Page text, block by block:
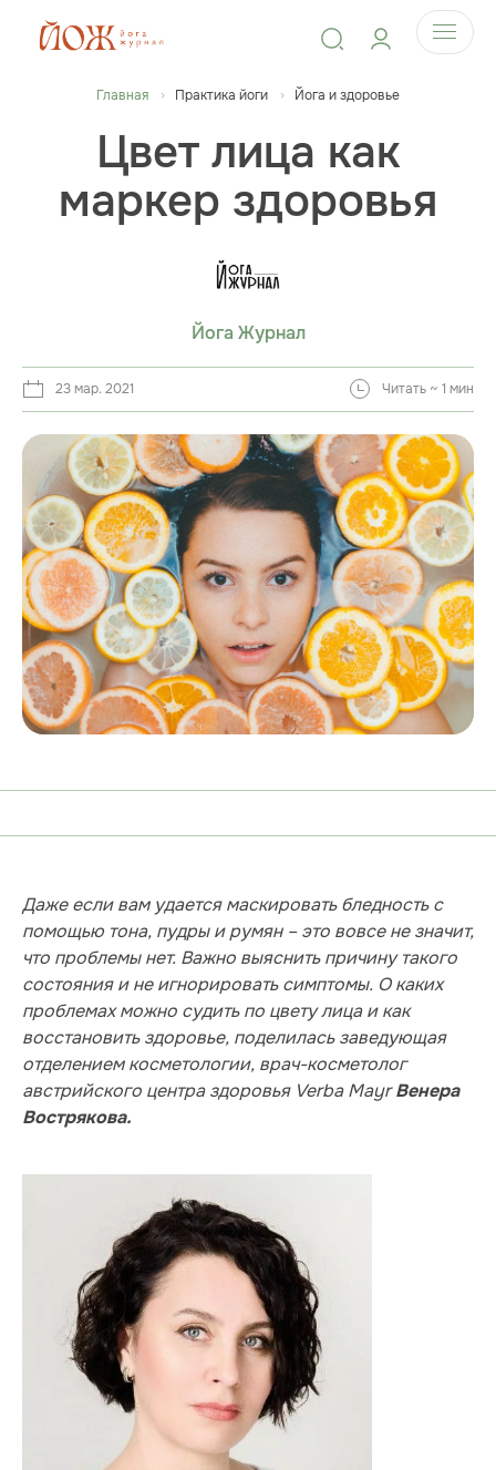
Главная Практика йоги Йога и здоровье
Цвет лица как
маркер здоровья
Йога Журнал
23 мар. 2021 Читать ~ 1 мин
Даже если вам удается маскировать бледность с
помощью тона, пудры и румян – это вовсе не значит,
что проблемы нет. Важно выяснить причину такого
состояния и не игнорировать симптомы. О каких
проблемах можно судить по цвету лица и как
восстановить здоровье, поделилась заведующая
отделением косметологии, врач-косметолог
австрийского центра здоровья Verba MayrВенера
Вострякова.